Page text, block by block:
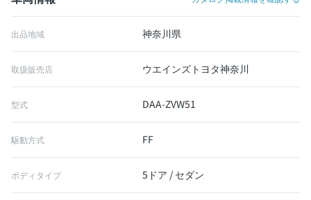
出品地域 神奈川県
取扱販売店 ウエインズトヨタ神奈川
型式 DAA-ZVW51
駆動方式 FF
ボディタイプ 5ドア / セダン